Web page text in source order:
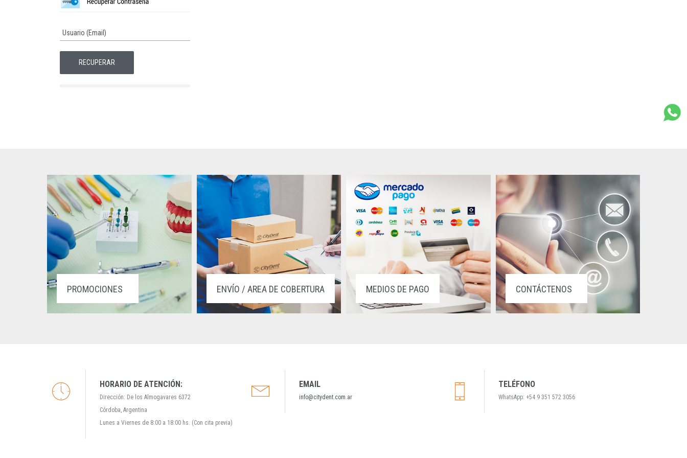
PROMOCIONES ENVÍO / AREA DE COBERTURA MEDIOS DE PAGO CONTÁCTENOS
HORARIO DE ATENCIÓN:
Dirección: De los Almogavares 6372
Córdoba, Argentina
Lunes a Viernes de 8:00 a 18:00 hs. (Con cita previa)
EMAIL
info@citydent.com.ar
TELÉFONO
WhatsApp: +54 9 351 572 3056